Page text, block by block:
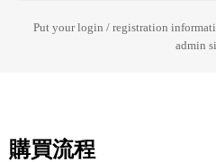
Put your login / registration
admin
購買流程